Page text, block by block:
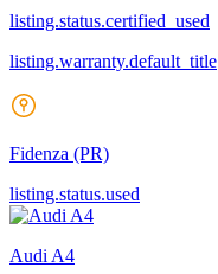
listing.status.certified_used
listing.warranty.default_title
Fidenza (PR)
listing.status.used
Audi A4